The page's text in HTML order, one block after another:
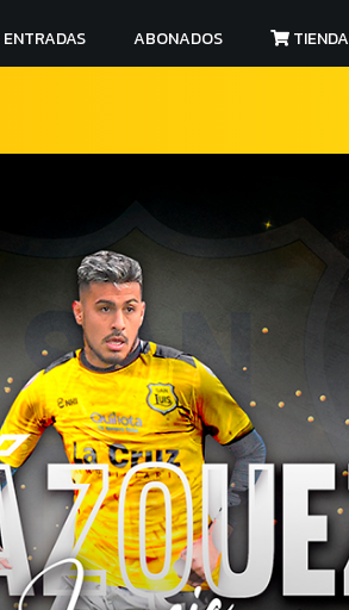
ENTRADAS ABONADOS TIENDA